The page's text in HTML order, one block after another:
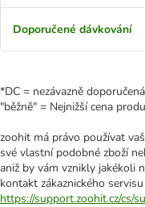
Doporučené dávkování
*DC = nezávazně
"běžně" = Nejnižší cena
zoohit má právo používat
své vlastní podobné zboží
aniž by vám vznikly jakékoli
kontakt zákaznického
https://support.zoohit.cz/cs/